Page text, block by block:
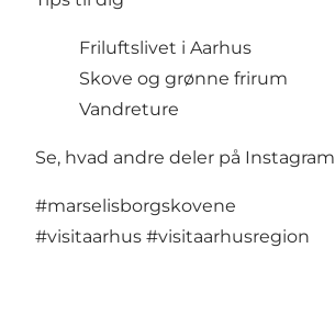
Friluftslivet i Aarhus
Skove og grønne frirum
Vandreture
Se, hvad andre deler på Instagram
#marselisborgskovene
#visitaarhus #visitaarhusregion